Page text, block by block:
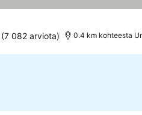
(7 082 arviota) 0.4 km kohteesta